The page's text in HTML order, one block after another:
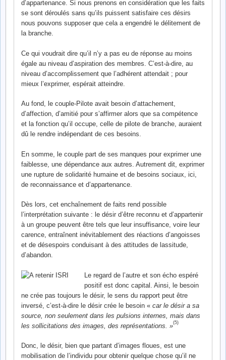
d’appartenance. Si nous prenons en considération que les faits
se sont déroulés sans qu’ils puissent satisfaire ces désirs
nous pouvons supposer que cela a engendré le délitement de
la branche.
Ce qui voudrait dire qu’il n’y a pas eu de réponse au moins
égale au niveau d’aspiration des membres. C’est-à-dire, au
niveau d’accomplissement que l’adhérent attendait ; pour
mieux l’exprimer, espérait atteindre.
Au fond, le couple-Pilote avait besoin d’attachement,
d’affection, d’amitié pour s’affirmer alors que sa compétence
et la fonction qu’il occupe, celle de pilote de branche, auraient
dû le rendre indépendant de ces besoins.
En somme, le couple part de ses manques pour exprimer une
faiblesse, une dépendance aux autres. Autrement dit, exprimer
une rupture de solidarité humaine et de besoins sociaux, ici,
de reconnaissance et d’appartenance.
Dès lors, cet enchaînement de faits rend possible
l’interprétation suivante : le désir d’être reconnu et d’appartenir
à un groupe peuvent être tels que leur insuffisance, voire leur
carence, entraînent inévitablement des réactions d’angoisses
et de désespoirs conduisant à des attitudes de lassitude,
d’abandon.
Le regard de l’autre et son écho espéré
positif est donc capital. Ainsi, le besoin
ne crée pas toujours le désir, le sens du rapport peut être
inversé, c’est-à-dire le désir crée le besoin « car le désir a sa
source, non seulement dans les pulsions internes, mais dans
les sollicitations des images, des représentations. »(5)
Donc, le désir, bien que partant d’images floues, est une
mobilisation de l’individu pour obtenir quelque chose qu’il ne